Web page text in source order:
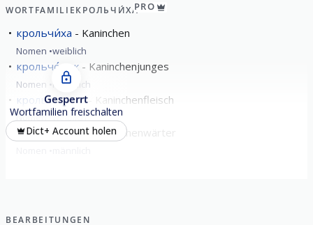
WORTFAMILIEКРОЛЬЧИ́ХАPRO
крольчи́ха Kaninchen
Nomen weiblich
крольчо́нок Kaninchenjunges
Nomen männlich
крольча́тина Kaninchenfleisch
Nomen weiblich
крольча́тник Kaninchenwärter
Gesperrt
Wortfamilien freischalten
Dict+ Account holen
BEARBEITUNGEN